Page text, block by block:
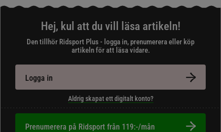
Hej, kul att du vill läsa artikeln!
Den tillhör Ridsport Plus - logga in, prenumerera eller köp
artikeln för att läsa vidare.
Logga in
Aldrig skapat ett digitalt konto?
Prenumerera på Ridsport från 119:-/mån